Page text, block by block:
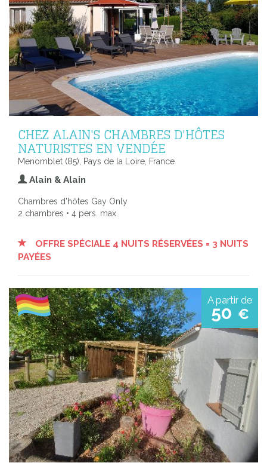
CHEZ ALAIN'S CHAMBRES D'HÔTES
NATURISTES EN VENDÉE
Menomblet (85), Pays de la Loire, France
Alain & Alain
Chambres d'hôtes Gay Only
2 chambres • 4 pers. max.
OFFRE SPÉCIALE 4 NUITS RÉSERVÉES = 3 NUITS
PAYÉES
A partir de
50 €